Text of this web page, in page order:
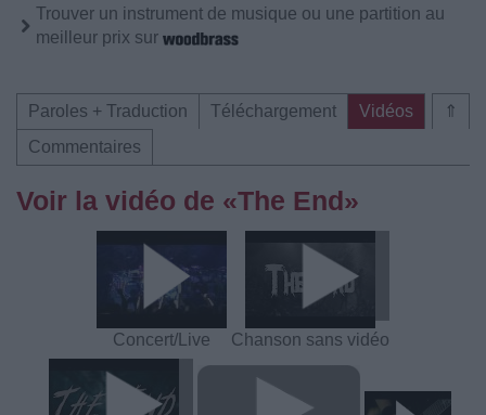
Trouver un instrument de musique ou une partition au
meilleur prix sur
⇑
Paroles + Traduction Téléchargement
Vidéos
Commentaires
Voir la vidéo de «The End»
Concert/Live Chanson sans vidéo